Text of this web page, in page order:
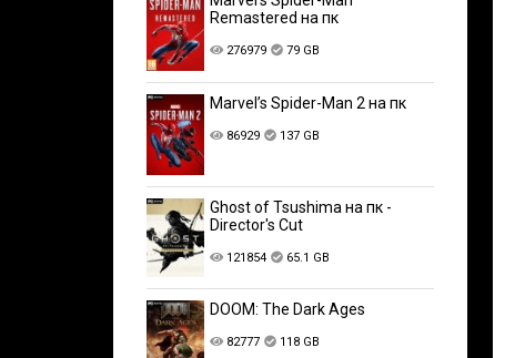
Remastered на пк
276979 79 GB
Marvel’s Spider-Man 2 на пк
86929 137 GB
Ghost of Tsushima на пк -
Director's Cut
121854 65.1 GB
DOOM: The Dark Ages
82777 118 GB